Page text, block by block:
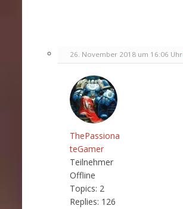
26. November 2018 um 16:06 Uhr
ThePassiona
teGamer
Teilnehmer
Offline
Topics: 2
Replies: 126